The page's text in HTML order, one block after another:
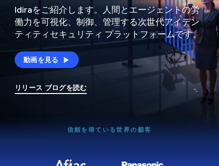
Idiraをご紹介します。人間とエージェントの労
働力を可視化、制御、 管理する次世代アイデン
ティティセキュリティ プラットフォームです。
動画を見る
リリース ブログを読む
信頼を得ている世界の顧客